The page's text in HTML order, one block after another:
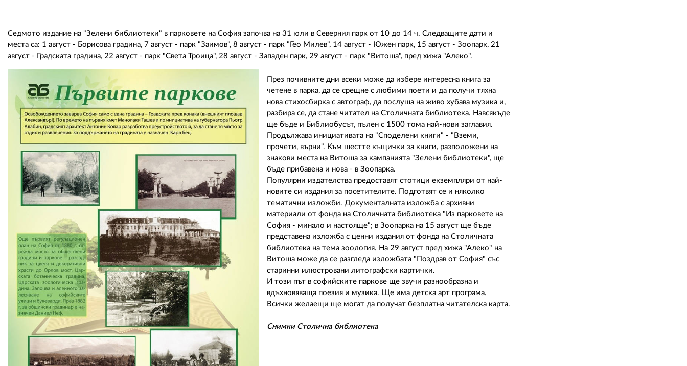
Седмото издание на "Зелени библиотеки" в парковете на София започва на 31 юли в Северния парк от 10 до 14 ч. Следващите дати и
места са: 1 август - Борисова градина, 7 август - парк "Заимов", 8 август - парк "Гео Милев", 14 август - Южен парк, 15 август - Зоопарк, 21
август - Градската градина, 22 август - парк "Света Троица", 28 август - Западен парк, 29 август - парк "Витоша", пред хижа "Алеко".
През почивните дни всеки може да избере интересна книга за
четене в парка, да се срещне с любими поети и да получи тяхна
нова стихосбирка с автограф, да послуша на живо хубава музика и,
разбира се, да стане читател на Столичната библиотека. Навсякъде
ще бъде и Библиобусът, пълен с 1500 тома най-нови заглавия.
Продължава инициативата на "Споделени книги" - "Вземи,
прочети, върни". Към шестте къщички за книги, разположени на
знакови места на Витоша за кампанията "Зелени библиотеки", ще
бъде прибавена и нова - в Зоопарка.
Популярни издателства предоставят стотици екземпляри от най-
новите си издания за посетителите. Подготвят се и няколко
тематични изложби. Документалната изложба с архивни
материали от фонда на Столичната библиотека "Из парковете на
София - минало и настояще"; в Зоопарка на 15 август ще бъде
представена изложба с ценни издания от фонда на Столичната
библиотека на тема зоология. На 29 август пред хижа "Алеко" на
Витоша може да се разгледа изложбата "Поздрав от София" със
старинни илюстровани литографски картички.
И този път в софийските паркове ще звучи разнообразна и
вдъхновяваща поезия и музика. Ще има детска арт програма.
Всички желаещи ще могат да получат безплатна читателска карта.
Снимки Столична библиотека